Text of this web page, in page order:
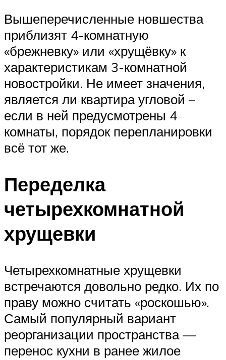
Вышеперечисленные новшества
приблизят 4-комнатную
«брежневку» или «хрущёвку» к
характеристикам 3-комнатной
новостройки. Не имеет значения,
является ли квартира угловой –
если в ней предусмотрены 4
комнаты, порядок перепланировки
всё тот же.
Переделка
четырехкомнатной
хрущевки
Четырехкомнатные хрущевки
встречаются довольно редко. Их по
праву можно считать «роскошью».
Самый популярный вариант
реорганизации пространства —
перенос кухни в ранее жилое